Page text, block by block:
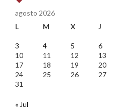
agosto 2026
L
M X J
3
4 5 6
10
11 12 13
17
18 19 20
24
25 26 27
31
« Jul